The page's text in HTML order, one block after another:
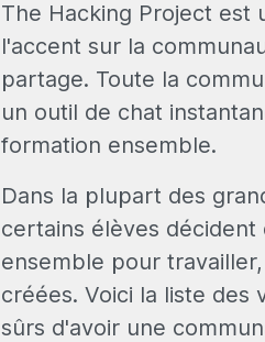
The Hacking Project est
l'accent sur la
partage. Toute la
un outil de chat
formation ensemble.
Dans la plupart des
certains élèves
ensemble pour
créées. Voici la liste des
sûrs d'avoir une